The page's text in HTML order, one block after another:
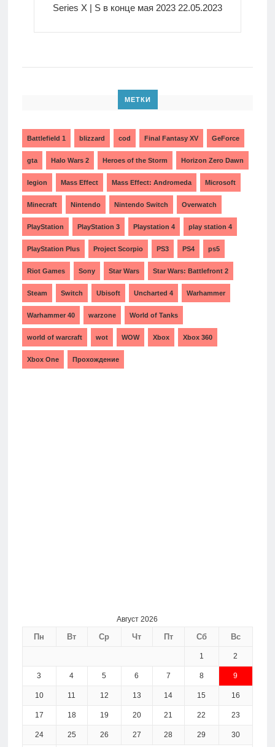
Series X | S в конце мая 2023 22.05.2023
МЕТКИ
Battlefield 1 blizzard cod Final Fantasy XV GeForce
gta Halo Wars 2 Heroes of the Storm Horizon Zero Dawn
legion Mass Effect Mass Effect: Andromeda Microsoft
Minecraft Nintendo Nintendo Switch Overwatch
PlayStation PlayStation 3 Playstation 4 play station 4
PlayStation Plus Project Scorpio PS3 PS4 ps5
Riot Games Sony Star Wars Star Wars: Battlefront 2
Steam Switch Ubisoft Uncharted 4 Warhammer
Warhammer 40 warzone World of Tanks
world of warcraft wot WOW Xbox Xbox 360
Xbox One Прохождение
Август 2026
Пн Вт Ср Чт Пт Сб Вс
1 2
3 4 5 6 7 8 9
10 11 12 13 14 15 16
17 18 19 20 21 22 23
24 25 26 27 28 29 30